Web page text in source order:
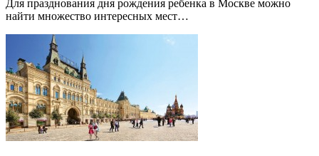
Для празднования дня рождения ребенка в Москве можно
найти множество интересных мест…